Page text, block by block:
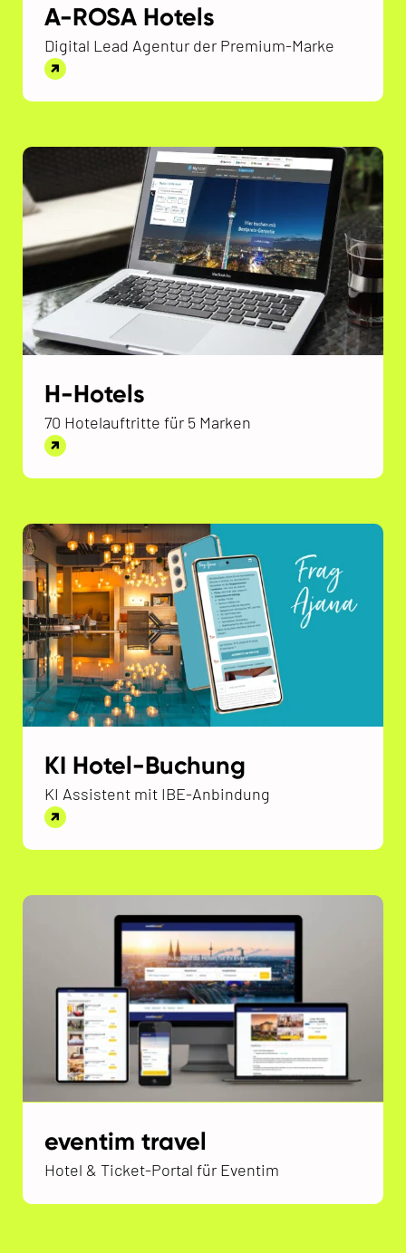
A-ROSA Hotels
Digital Lead Agentur der Premium-Marke
H-Hotels
70 Hotelauftritte für 5 Marken
KI Hotel-Buchung
KI Assistent mit IBE-Anbindung
eventim travel
Hotel & Ticket-Portal für Eventim